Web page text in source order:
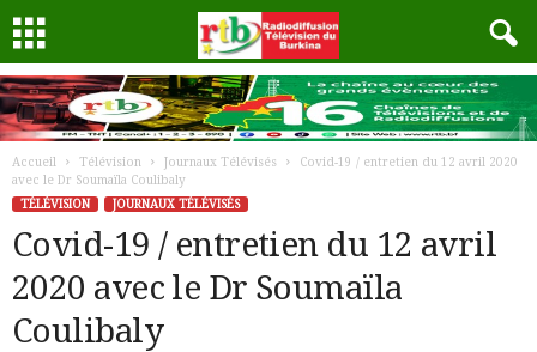
Accueil Télévision Journaux Télévisés
Covid-19 / entretien du 12 avril 2020
avec le Dr Soumaïla Coulibaly
TÉLÉVISION
JOURNAUX TÉLÉVISÉS
Covid-19 / entretien du 12 avril
2020 avec le Dr Soumaïla
Coulibaly